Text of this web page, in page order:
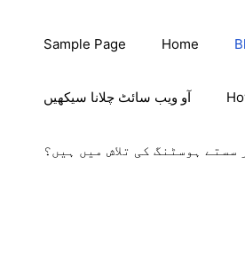
Sample Page Home
آو ویب سائٹ چلانا سیکھیں
سستے ہوسٹنگ کی تلاش میں ہیں؟